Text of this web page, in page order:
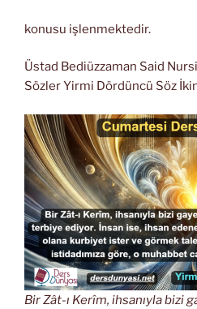
konusu işlenmektedir.
Üstad Bediüzzaman Said
Sözler Yirmi Dördüncü Söz
Bir Zât-ı Kerîm, ihsanıyla bizi